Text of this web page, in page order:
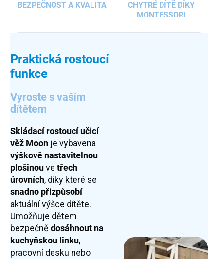
BEZPEČNOST A KVALITA
CHYTRÉ DÍTĚ DÍKY
MONTESSORI
Praktická rostoucí
funkce
Vyroste s vaším
dítětem
Skládací rostoucí učicí
věž Moon je vybavena
výškově nastavitelnou
plošinouve třech
úrovních, díky které se
snadno přizpůsobí
aktuální výšce dítěte.
Umožňuje dětem
bezpečně dosáhnout na
kuchyňskou linku,
pracovní desku nebo